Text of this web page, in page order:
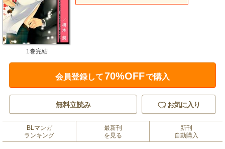
1巻完結
会員登録して70%OFFで購入
無料立読み お気に入り
BLマンガ
ランキング
最新刊
を見る
新刊
自動購入